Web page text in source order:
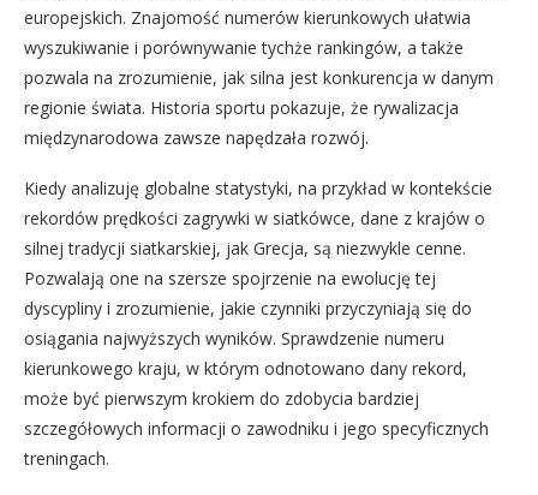
europejskich. Znajomość numerów kierunkowych ułatwia
wyszukiwanie i porównywanie tychże rankingów, a także
pozwala na zrozumienie, jak silna jest konkurencja w danym
regionie świata. Historia sportu pokazuje, że rywalizacja
międzynarodowa zawsze napędzała rozwój.
Kiedy analizuję globalne statystyki, na przykład w kontekście
rekordów prędkości zagrywki w siatkówce, dane z krajów o
silnej tradycji siatkarskiej, jak Grecja, są niezwykle cenne.
Pozwalają one na szersze spojrzenie na ewolucję tej
dyscypliny i zrozumienie, jakie czynniki przyczyniają się do
osiągania najwyższych wyników. Sprawdzenie numeru
kierunkowego kraju, w którym odnotowano dany rekord,
może być pierwszym krokiem do zdobycia bardziej
szczegółowych informacji o zawodniku i jego specyficznych
treningach.